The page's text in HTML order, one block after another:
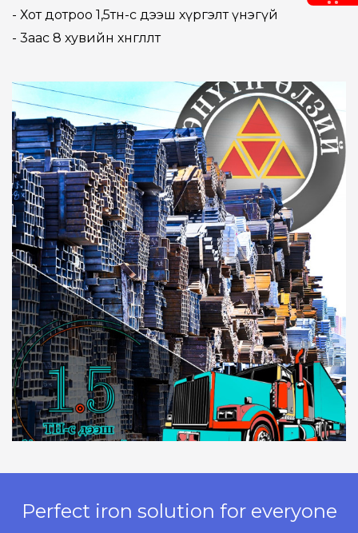
- Хот дотроо 1,5тн-с дээш хүргэлт үнэгүй
- 3аас 8 хувийн хөнгөлөлт
Perfect iron solution for everyone